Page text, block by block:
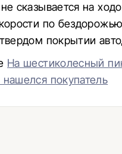
сказывается на
по
покрытии
На шестиколесный
нашелся покупатель